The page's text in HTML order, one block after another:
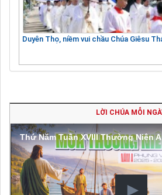
Duyên Thọ, niềm vui chầu Chúa Giêsu
LỜI CHÚA MỖI
Thứ Năm Tuần XVIII Thường Niên A